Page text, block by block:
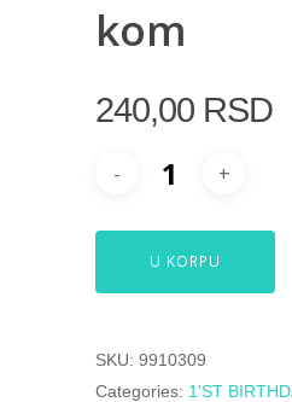
kom
240,00 RSD
U KORPU
SKU: 9910309
Categories: 1'ST